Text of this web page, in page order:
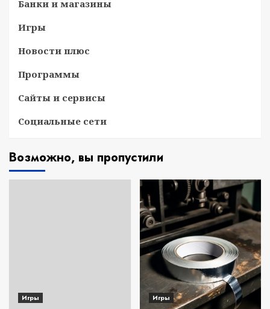
Банки и магазины
Игры
Новости плюс
Программы
Сайты и сервисы
Социальные сети
Возможно, вы пропустили
Игры Игры